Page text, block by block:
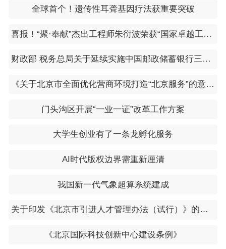
全球首个！遗传性耳聋基因疗法获重要突破
喜报！“聚·奉献”杰出工程师朱衍波荣获“国家卓越工程师”称号
财政部 税务总局关于延续实施中国邮政储蓄银行三农金融事业部涉农贷款增值税政策的公告（2023年第66号）
《关于北京市全面优化营商环境打造“北京服务”的意见》
门头沟区开展“一业一证”改革工作方案
大学生创业有了一条龙孵化服务
AI时代版权边界需重新厘清
我国新一代气象超算系统建成
关于印发《北京市引进人才管理办法（试行）》的通知（京人社调发〔2018〕38号）
《北京国际科技创新中心建设条例》